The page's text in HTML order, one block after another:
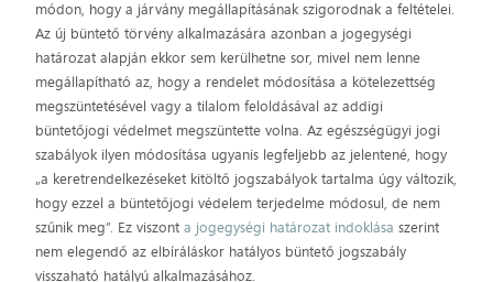
módon, hogy a járvány megállapításának szigorodnak a feltételei.
Az új büntető törvény alkalmazására azonban a jogegységi
határozat alapján ekkor sem kerülhetne sor, mivel nem lenne
megállapítható az, hogy a rendelet módosítása a kötelezettség
megszüntetésével vagy a tilalom feloldásával az addigi
büntetőjogi védelmet megszüntette volna. Az egészségügyi jogi
szabályok ilyen módosítása ugyanis legfeljebb az jelentené, hogy
„a keretrendelkezéseket kitöltő jogszabályok tartalma úgy változik,
hogy ezzel a büntetőjogi védelem terjedelme módosul, de nem
szűnik meg”. Ez viszonta jogegységi határozat indoklása szerint
nem elegendő az elbíráláskor hatályos büntető jogszabály
visszaható hatályú alkalmazásához.